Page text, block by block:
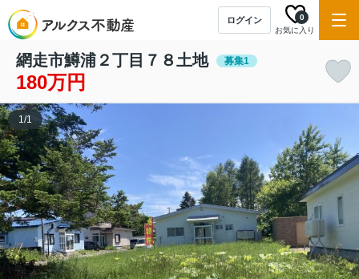
ログイン
お気に入り
0
網走市鱒浦２丁目７８土地 募集1
180万円
1/1